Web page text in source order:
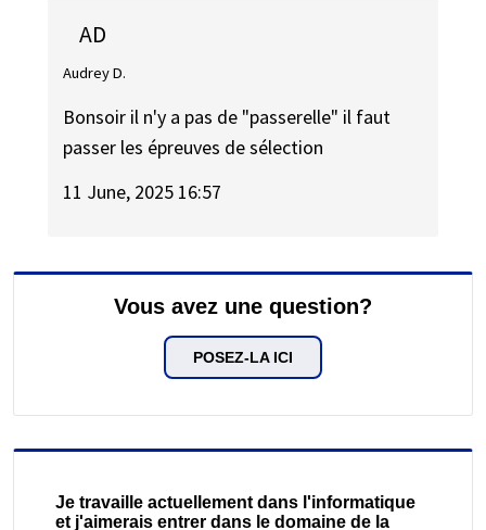
AD
Audrey D.
Bonsoir il n'y a pas de "passerelle" il faut
passer les épreuves de sélection
11 June, 2025 16:57
Vous avez une question?
POSEZ-LA ICI
Je travaille actuellement dans l'informatique
et j'aimerais entrer dans le domaine de la